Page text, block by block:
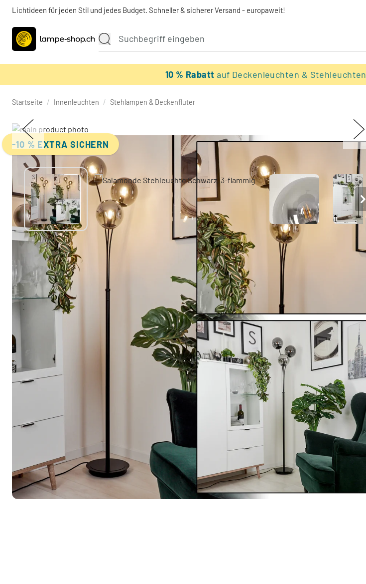
Lichtideen für jeden Stil und jedes Budget. Schneller & sicherer Versand - europaweit!
10 % Rabattauf Deckenleuchten & Stehleuchten
Startseite / Innenleuchten / Stehlampen & Deckenfluter
-10 % EXTRA SICHERN